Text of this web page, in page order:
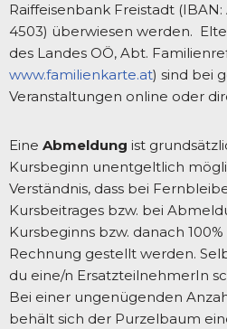
Raiffeisenbank Freistadt (IBAN:
4503) überwiesen werden.
des Landes OÖ, Abt.
www.familienkarte.at) sind bei
Veranstaltungen online oder
Eine Abmeldung ist
Kursbeginn unentgeltlich
Verständnis, dass bei
Kursbeitrages bzw. bei
Kursbeginns bzw. danach
Rechnung gestellt werden.
du eine/n ErsatzteilnehmerIn
Bei einer ungenügenden
behält sich der Purzelbaum